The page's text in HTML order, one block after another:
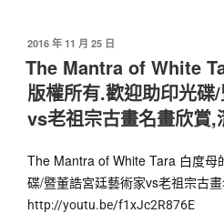
2016 年 11 月 25 日
The Mantra of White
版權所有.歡迎助印光碟
vs老祖宗古畫名畫欣賞,
The Mantra of White Tara 白度母
碟/暨董誥宮廷藝術家vs老祖宗古
http://youtu.be/f1xJc2R876E